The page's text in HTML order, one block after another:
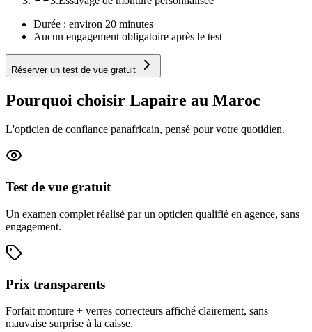
Durée : environ 20 minutes
Aucun engagement obligatoire après le test
Réserver un test de vue gratuit
Pourquoi choisir Lapaire au Maroc
L'opticien de confiance panafricain, pensé pour votre quotidien.
Test de vue gratuit
Un examen complet réalisé par un opticien qualifié en agence, sans
engagement.
Prix transparents
Forfait monture + verres correcteurs affiché clairement, sans
mauvaise surprise à la caisse.